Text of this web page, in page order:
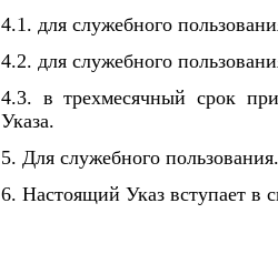
4.1. для служебного
4.2. для служебного
4.3. в трехмесячный срок
Указа.
5. Для служебного пользования.
6. Настоящий Указ вступает в